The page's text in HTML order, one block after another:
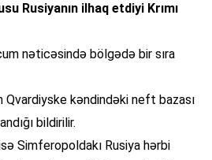
Rusiyanın ilhaq etdiyi Krımı
nəticəsində bölgədə bir sıra
Qvardiyske kəndindəki neft bazası
bildirilir.
Simferopoldakı Rusiya hərbi